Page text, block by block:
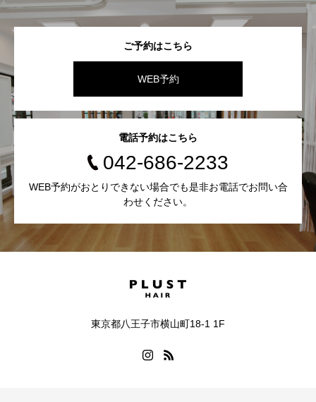
ご予約はこちら
WEB予約
電話予約はこちら
042-686-2233
WEB予約がおとりできない場合でも是非お電話でお問い合
わせください。
東京都八王子市横山町18-1 1F